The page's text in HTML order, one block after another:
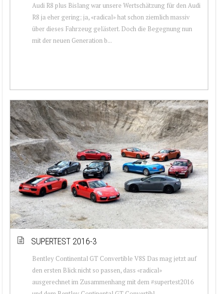
Audi R8 plus Bislang war unsere Wertschätzung für den Audi
R8 ja eher gering; ja, «radical» hat schon ziemlich massiv
über dieses Fahrzeug gelästert. Doch die Begegnung nun
mit der neuen Generation b...
SUPERTEST 2016-3
Bentley Continental GT Convertible V8S Das mag jetzt auf
den ersten Blick nicht so passen, dass «radical»
ausgerechnet im Zusammenhang mit dem #supertest2016